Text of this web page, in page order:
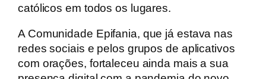
católicos em todos os lugares.
A Comunidade Epifania, que já estava nas
redes sociais e pelos grupos de aplicativos
com orações, fortaleceu ainda mais a sua